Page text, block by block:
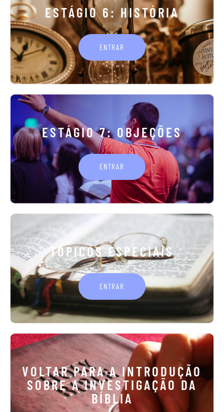
ESTÁGIO 6: HISTÓRIA
ENTRAR
ESTÁGIO 7: OBJEÇÕES
ENTRAR
TÓPICOS ESPECIAIS
ENTRAR
VOLTAR PARA A INTRODUÇÃO
SOBRE A INVESTIGAÇÃO DA
BÍBLIA